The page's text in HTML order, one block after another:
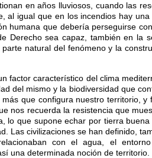
en años lluviosos, cuando las
al igual que en los incendios hay una
humana que debería perseguirse
Derecho sea capaz, también en la
natural del fenómeno y la
factor característico del clima
del mismo y la biodiversidad que
que configura nuestro territorio, y
nos recuerda la resistencia que
lo que supone echar por tierra buena
Las civilizaciones se han definido,
con el agua, el
una determinada noción de territorio.